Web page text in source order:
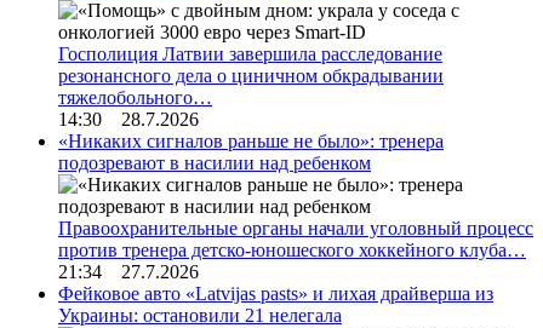
Госполиция Латвии завершила расследование
резонансного дела о циничном обкрадывании
тяжелобольного…
14:30 28.7.2026
«Никаких сигналов раньше не было»: тренера
подозревают в насилии над ребенком
Правоохранительные органы начали уголовный процесс
против тренера детско-юношеского хоккейного клуба…
21:34 27.7.2026
Фейковое авто «Latvijas pasts» и лихая драйверша из
Украины: остановили 21 нелегала